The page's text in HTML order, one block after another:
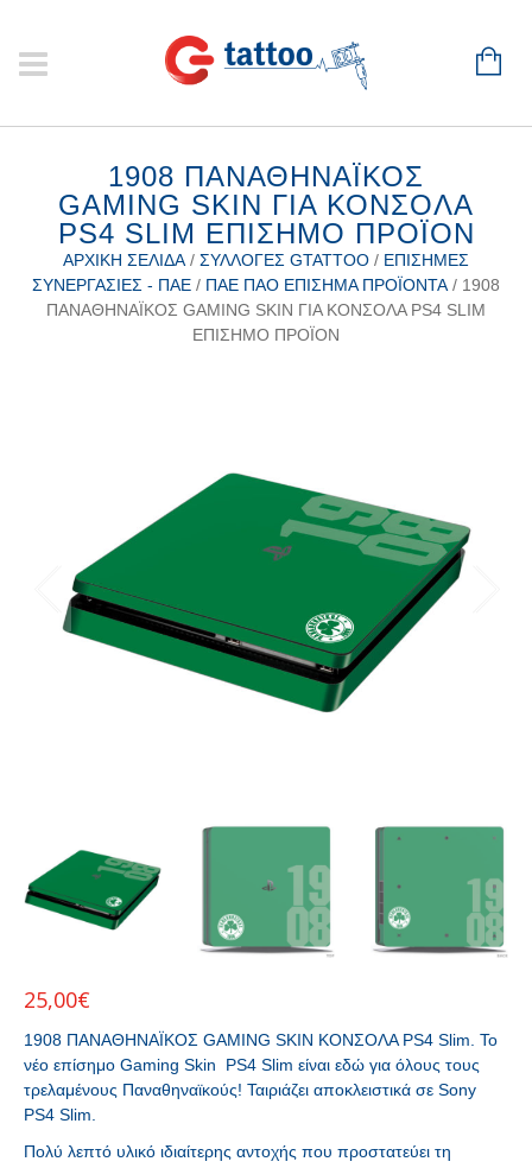
1908 ΠΑΝΑΘΗΝΑΪΚΟΣ
GAMING SKIN ΓΙΑ ΚΟΝΣΟΛΑ
PS4 SLIM ΕΠΊΣΗΜΟ ΠΡΟΪΌΝ
ΑΡΧΙΚΉ ΣΕΛΊΔΑ / ΣΥΛΛΟΓΈΣ GTATTOO / ΕΠΊΣΗΜΕΣ
ΣΥΝΕΡΓΑΣΊΕΣ - ΠΑΕ / ΠΑΕ ΠΑΟ ΕΠΊΣΗΜΑ ΠΡΟΪΌΝΤΑ / 1908
ΠΑΝΑΘΗΝΑΪΚΟΣ GAMING SKIN ΓΙΑ ΚΟΝΣΟΛΑ PS4 SLIM
ΕΠΊΣΗΜΟ ΠΡΟΪΌΝ
25,00€
1908 ΠΑΝΑΘΗΝΑΪΚΟΣ GAMING SKIN ΚΟΝΣΟΛΑ PS4 Slim. Το
νέο επίσημο Gaming Skin PS4 Slim είναι εδώ για όλους τους
τρελαμένους Παναθηναϊκούς! Ταιριάζει αποκλειστικά σε Sony
PS4 Slim.
Πολύ λεπτό υλικό ιδιαίτερης αντοχής που προστατεύει τη